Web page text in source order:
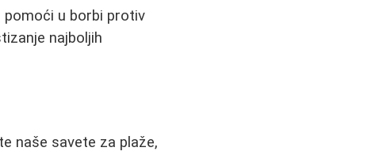
pomoći u borbi protiv
najboljih
naše savete za plaže,